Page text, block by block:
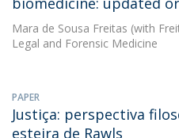
Mara de Sousa Freitas (with
Legal and Forensic Medicine
PAPER
Justiça: perspectiva
esteira de Rawls